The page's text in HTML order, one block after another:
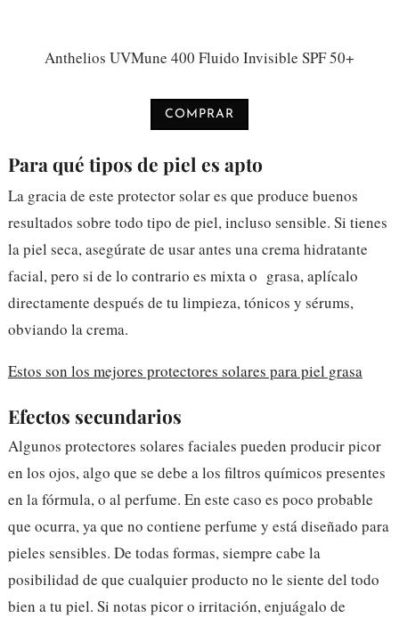
Anthelios UVMune 400 Fluido Invisible SPF 50+
COMPRAR
Para qué tipos de piel es apto
La gracia de este protector solar es que produce buenos
resultados sobre todo tipo de piel, incluso sensible. Si tienes
la piel seca, asegúrate de usar antes una crema hidratante
facial, pero si de lo contrario es mixta o grasa, aplícalo
directamente después de tu limpieza, tónicos y sérums,
obviando la crema.
Estos son los mejores protectores solares para piel grasa
Efectos secundarios
Algunos protectores solares faciales pueden producir picor
en los ojos, algo que se debe a los filtros químicos presentes
en la fórmula, o al perfume. En este caso es poco probable
que ocurra, ya que no contiene perfume y está diseñado para
pieles sensibles. De todas formas, siempre cabe la
posibilidad de que cualquier producto no le siente del todo
bien a tu piel. Si notas picor o irritación, enjuágalo de